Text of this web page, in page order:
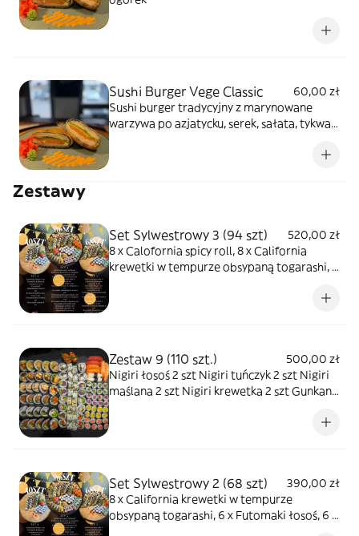
Sushi Burger Vege Classic
60,00 zł
Sushi burger tradycyjny z marynowane
warzywa po azjatycku, serek, sałata, tykwa,
Zestawy
Set Sylwestrowy 3 (94 szt)
520,00 zł
8 x Calofornia spicy roll, 8 x California
krewetki w tempurze obsypaną togarashi, 6
6 x Futomaki grillowany łosoś, 6 x Futomaki
tempurze, 6 x Futomaki Wege, 8 x
Hosomaki surimi, 8 x hosomaki krewetka, 8
x hosomaki ogórek, 8 x hosomaki łosoś
Zestaw 9 (110 szt.)
500,00 zł
Nigiri łosoś 2 szt Nigiri tuńczyk 2 szt Nigiri
maślana 2 szt Nigiri krewetka 2 szt Gunkan
Set Sylwestrowy 2 (68 szt)
390,00 zł
8 x California krewetki w tempurze
obsypaną togarashi, 6 x Futomaki łosoś, 6 x